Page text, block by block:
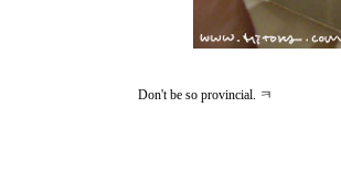
Don't be so provincial. ㅋ